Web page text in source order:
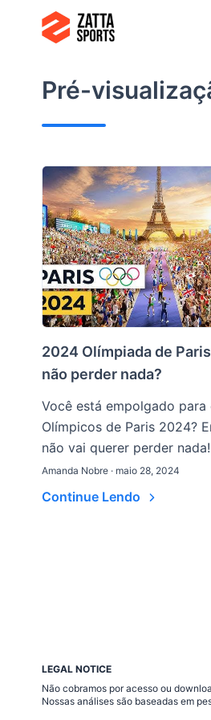
conteúdoPré-
2024 Olímpiada de
não perder nada?
Você está empolgado
Olímpicos de Paris 2024?
não vai querer perder nada!
Amanda Nobre · maio 28, 2024
Continue Lendo
LEGAL NOTICE
Não cobramos por acesso ou
Nossas análises são baseadas em